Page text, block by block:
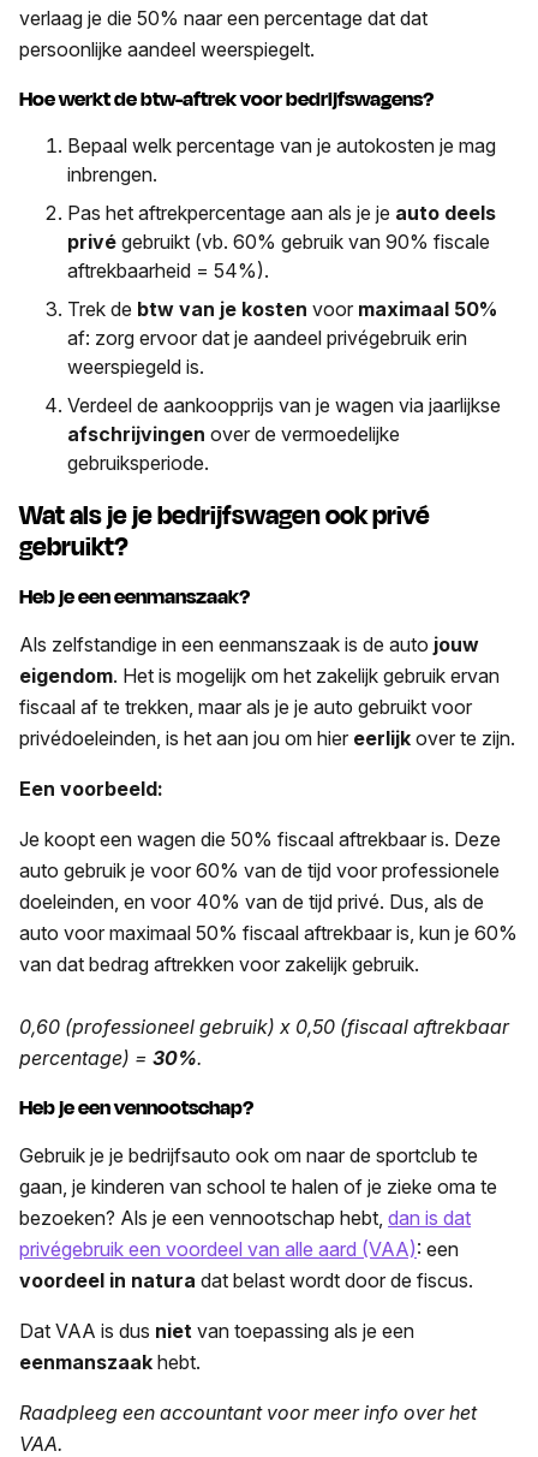
verlaag je die 50% naar een percentage dat dat
persoonlijke aandeel weerspiegelt.
Hoe werkt de btw-aftrek voor bedrijfswagens?
Bepaal welk percentage van je autokosten je mag
inbrengen.
Pas het aftrekpercentage aan als je je auto deels
privé gebruikt (vb. 60% gebruik van 90% fiscale
aftrekbaarheid = 54%).
Trek de btw van je kosten voor maximaal 50%
af: zorg ervoor dat je aandeel privégebruik erin
weerspiegeld is.
Verdeel de aankoopprijs van je wagen via jaarlijkse
afschrijvingen over de vermoedelijke
gebruiksperiode.
Wat als je je bedrijfswagen ook privé
gebruikt?
Heb je een eenmanszaak?
Als zelfstandige in een eenmanszaak is de auto jouw
eigendom. Het is mogelijk om het zakelijk gebruik ervan
fiscaal af te trekken, maar als je je auto gebruikt voor
privédoeleinden, is het aan jou om hier eerlijk over te zijn.
Een voorbeeld:
Je koopt een wagen die 50% fiscaal aftrekbaar is. Deze
auto gebruik je voor 60% van de tijd voor professionele
doeleinden, en voor 40% van de tijd privé. Dus, als de
auto voor maximaal 50% fiscaal aftrekbaar is, kun je 60%
van dat bedrag aftrekken voor zakelijk gebruik.
0,60 (professioneel gebruik) x 0,50 (fiscaal aftrekbaar
percentage) = 30%.
Heb je een vennootschap?
Gebruik je je bedrijfsauto ook om naar de sportclub te
gaan, je kinderen van school te halen of je zieke oma te
bezoeken? Als je een vennootschap hebt, dan is dat
privégebruik een voordeel van alle aard (VAA): een
voordeel in natura dat belast wordt door de fiscus.
Dat VAA is dus niet van toepassing als je een
eenmanszaak hebt.
Raadpleeg een accountant voor meer info over het
VAA.